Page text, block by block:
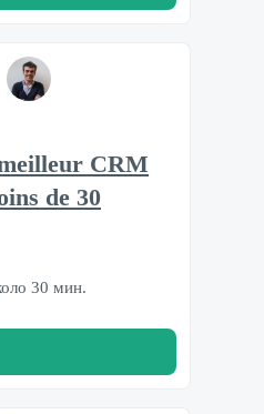
CRM
de 30
30 мин.